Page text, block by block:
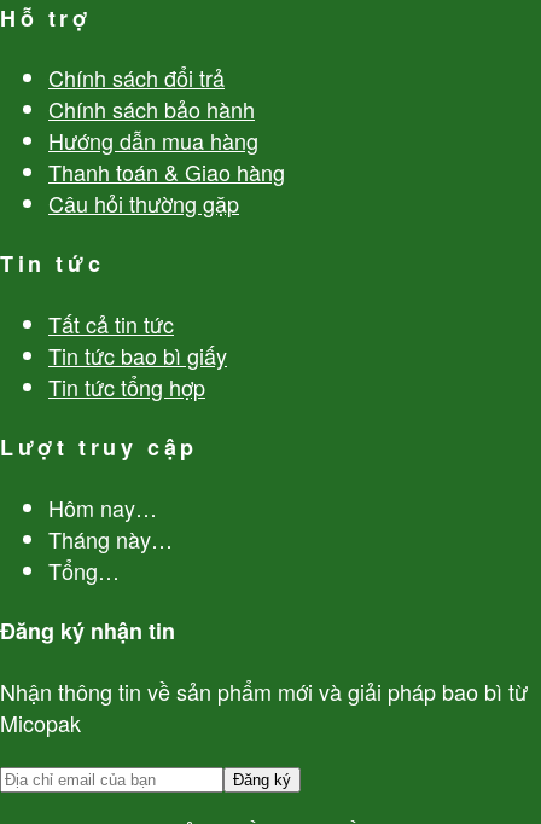
Hỗ trợ
Chính sách đổi trả
Chính sách bảo hành
Hướng dẫn mua hàng
Thanh toán & Giao hàng
Câu hỏi thường gặp
Tin tức
Tất cả tin tức
Tin tức bao bì giấy
Tin tức tổng hợp
Lượt truy cập
Hôm nay…
Tháng này…
Tổng…
Đăng ký nhận tin
Nhận thông tin về sản phẩm mới và giải pháp bao bì từ
Micopak
Đăng ký